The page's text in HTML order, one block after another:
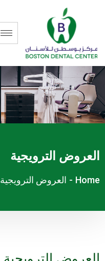
العروض الترويجية
Home
- العروض الترويجية